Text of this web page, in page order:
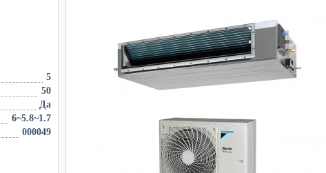
5
50
Да
6~5.8~1.7
000049